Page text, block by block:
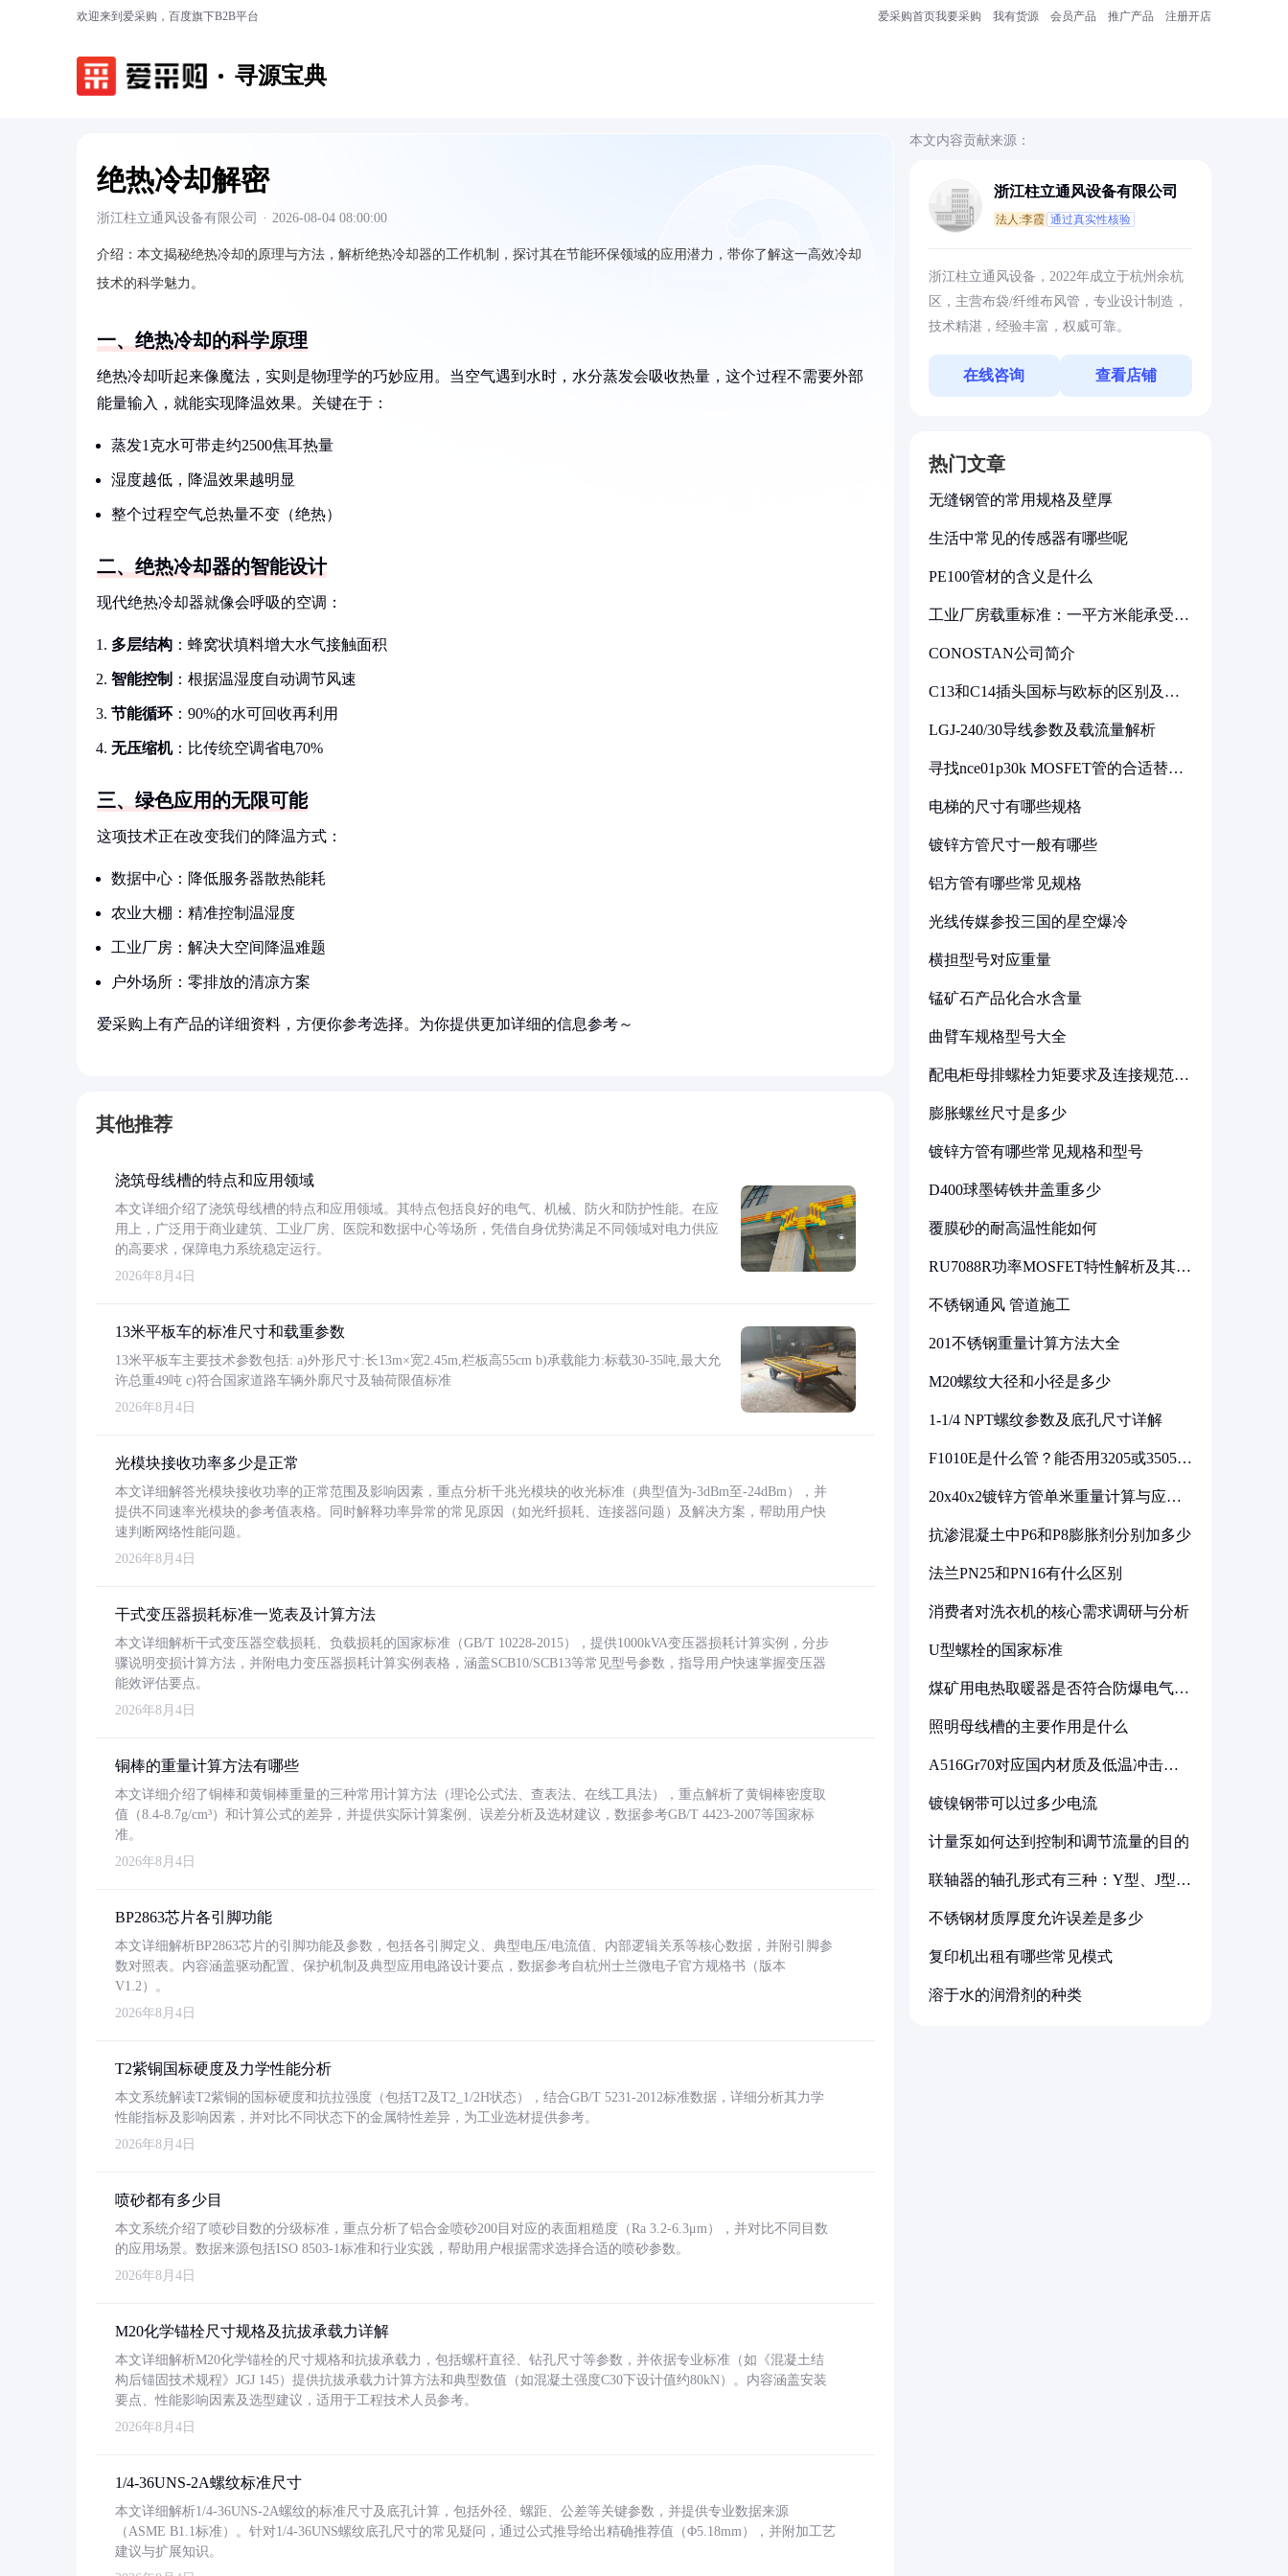
欢迎来到爱采购，百度旗下B2B平台 爱采购首页我要采购 我有货源 会员产品 推广产品 注册开店
寻源宝典
绝热冷却解密
浙江柱立通风设备有限公司 · 2026-08-04 08:00:00
介绍： 本文揭秘绝热冷却的原理与方法，解析绝热冷却器的工作机制，探讨其在节能环保领域的应用潜力，带你了解这一高效冷却
技术的科学魅力。
一、绝热冷却的科学原理
绝热冷却听起来像魔法，实则是物理学的巧妙应用。当空气遇到水时，水分蒸发会吸收热量，这个过程不需要外部
能量输入，就能实现降温效果。关键在于：
蒸发1克水可带走约2500焦耳热量
湿度越低，降温效果越明显
整个过程空气总热量不变（绝热）
二、绝热冷却器的智能设计
现代绝热冷却器就像会呼吸的空调：
多层结构 ：蜂窝状填料增大水气接触面积
智能控制 ：根据温湿度自动调节风速
节能循环 ：90%的水可回收再利用
无压缩机：比传统空调省电70%
三、绿色应用的无限可能
这项技术正在改变我们的降温方式：
数据中心：降低服务器散热能耗
农业大棚：精准控制温湿度
工业厂房：解决大空间降温难题
户外场所：零排放的清凉方案
爱采购上有产品的详细资料，方便你参考选择。为你提供更加详细的信息参考～
其他推荐
浇筑母线槽的特点和应用领域
本文详细介绍了浇筑母线槽的特点和应用领域。其特点包括良好的电气、机械、防火和防护性能。在应
用上，广泛用于商业建筑、工业厂房、医院和数据中心等场所，凭借自身优势满足不同领域对电力供应
的高要求，保障电力系统稳定运行。
2026年8月4日
13米平板车的标准尺寸和载重参数
13米平板车主要技术参数包括: a)外形尺寸:长13m×宽2.45m,栏板高55cm b)承载能力:标载30-35吨,最大允
许总重49吨 c)符合国家道路车辆外廓尺寸及轴荷限值标准
2026年8月4日
光模块接收功率多少是正常
本文详细解答光模块接收功率的正常范围及影响因素，重点分析千兆光模块的收光标准（典型值为-3dBm至-24dBm），并
提供不同速率光模块的参考值表格。同时解释功率异常的常见原因（如光纤损耗、连接器问题）及解决方案，帮助用户快
速判断网络性能问题。
2026年8月4日
干式变压器损耗标准一览表及计算方法
本文详细解析干式变压器空载损耗、负载损耗的国家标准（GB/T 10228-2015），提供1000kVA变压器损耗计算实例，分步
骤说明变损计算方法，并附电力变压器损耗计算实例表格，涵盖SCB10/SCB13等常见型号参数，指导用户快速掌握变压器
能效评估要点。
2026年8月4日
铜棒的重量计算方法有哪些
本文详细介绍了铜棒和黄铜棒重量的三种常用计算方法（理论公式法、查表法、在线工具法），重点解析了黄铜棒密度取
值（8.4-8.7g/cm³）和计算公式的差异，并提供实际计算案例、误差分析及选材建议，数据参考GB/T 4423-2007等国家标
准。
2026年8月4日
BP2863芯片各引脚功能
本文详细解析BP2863芯片的引脚功能及参数，包括各引脚定义、典型电压/电流值、内部逻辑关系等核心数据，并附引脚参
数对照表。内容涵盖驱动配置、保护机制及典型应用电路设计要点，数据参考自杭州士兰微电子官方规格书（版本
V1.2）。
2026年8月4日
T2紫铜国标硬度及力学性能分析
本文系统解读T2紫铜的国标硬度和抗拉强度（包括T2及T2_1/2H状态），结合GB/T 5231-2012标准数据，详细分析其力学
性能指标及影响因素，并对比不同状态下的金属特性差异，为工业选材提供参考。
2026年8月4日
喷砂都有多少目
本文系统介绍了喷砂目数的分级标准，重点分析了铝合金喷砂200目对应的表面粗糙度（Ra 3.2-6.3μm），并对比不同目数
的应用场景。数据来源包括ISO 8503-1标准和行业实践，帮助用户根据需求选择合适的喷砂参数。
2026年8月4日
M20化学锚栓尺寸规格及抗拔承载力详解
本文详细解析M20化学锚栓的尺寸规格和抗拔承载力，包括螺杆直径、钻孔尺寸等参数，并依据专业标准（如《混凝土结
构后锚固技术规程》JGJ 145）提供抗拔承载力计算方法和典型数值（如混凝土强度C30下设计值约80kN）。内容涵盖安装
要点、性能影响因素及选型建议，适用于工程技术人员参考。
2026年8月4日
1/4-36UNS-2A螺纹标准尺寸
本文详细解析1/4-36UNS-2A螺纹的标准尺寸及底孔计算，包括外径、螺距、公差等关键参数，并提供专业数据来源
（ASME B1.1标准）。针对1/4-36UNS螺纹底孔尺寸的常见疑问，通过公式推导给出精确推荐值（Φ5.18mm），并附加工艺
建议与扩展知识。
本文内容贡献来源：
浙江柱立通风设备有限公司
法人:李霞 通过真实性核验
浙江柱立通风设备，2022年成立于杭州余杭
区，主营布袋/纤维布风管，专业设计制造，
技术精湛，经验丰富，权威可靠。
在线咨询 查看店铺
热门文章
无缝钢管的常用规格及壁厚
生活中常见的传感器有哪些呢
PE100管材的含义是什么
工业厂房载重标准：一平方米能承受多
CONOSTAN公司简介
C13和C14插头国标与欧标的区别及其
LGJ-240/30导线参数及载流量解析
寻找nce01p30k MOSFET管的合适替代
电梯的尺寸有哪些规格
镀锌方管尺寸一般有哪些
铝方管有哪些常见规格
光线传媒参投三国的星空爆冷
横担型号对应重量
锰矿石产品化合水含量
曲臂车规格型号大全
配电柜母排螺栓力矩要求及连接规范详
膨胀螺丝尺寸是多少
镀锌方管有哪些常见规格和型号
D400球墨铸铁井盖重多少
覆膜砂的耐高温性能如何
RU7088R功率MOSFET特性解析及其在
不锈钢通风 管道施工
201不锈钢重量计算方法大全
M20螺纹大径和小径是多少
1-1/4 NPT螺纹参数及底孔尺寸详解
F1010E是什么管？能否用3205或3505代
20x40x2镀锌方管单米重量计算与应用
抗渗混凝土中P6和P8膨胀剂分别加多少
法兰PN25和PN16有什么区别
消费者对洗衣机的核心需求调研与分析
U型螺栓的国家标准
煤矿用电热取暖器是否符合防爆电气设
照明母线槽的主要作用是什么
A516Gr70对应国内材质及低温冲击要
镀镍钢带可以过多少电流
计量泵如何达到控制和调节流量的目的
联轴器的轴孔形式有三种：Y型、J型、
不锈钢材质厚度允许误差是多少
复印机出租有哪些常见模式
溶于水的润滑剂的种类